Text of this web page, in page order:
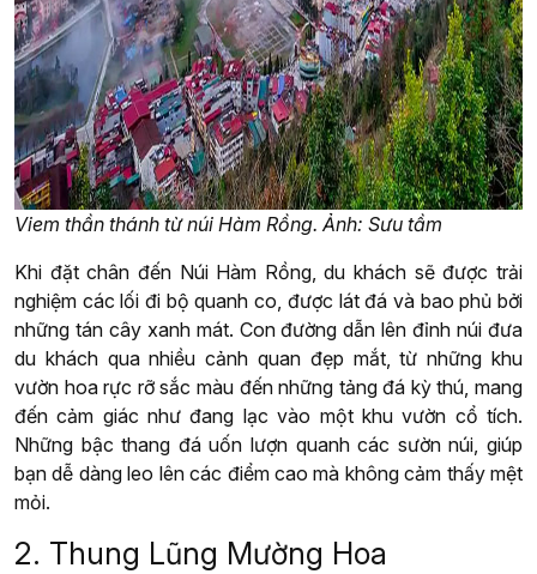
Viem thần thánh từ núi Hàm Rồng. Ảnh: Sưu tầm
Khi đặt chân đến Núi Hàm Rồng, du khách sẽ được trải
nghiệm các lối đi bộ quanh co, được lát đá và bao phủ bởi
những tán cây xanh mát. Con đường dẫn lên đỉnh núi đưa
du khách qua nhiều cảnh quan đẹp mắt, từ những khu
vườn hoa rực rỡ sắc màu đến những tảng đá kỳ thú, mang
đến cảm giác như đang lạc vào một khu vườn cổ tích.
Những bậc thang đá uốn lượn quanh các sườn núi, giúp
bạn dễ dàng leo lên các điểm cao mà không cảm thấy mệt
mỏi.
2. Thung Lũng Mường Hoa